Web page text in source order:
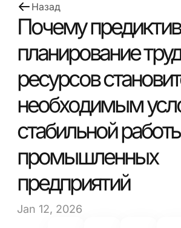
Назад
Почему
планирование
ресурсов
необходимым
стабильной
промышленных
предприятий
Jan 12, 2026